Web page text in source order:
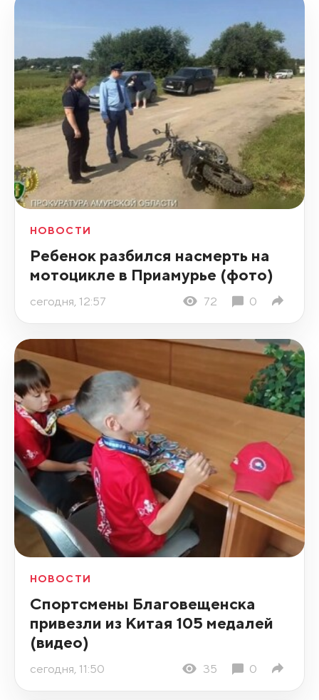
НОВОСТИ
Ребенок разбился насмерть на
мотоцикле в Приамурье (фото)
сегодня, 12:57 72 0
НОВОСТИ
Спортсмены Благовещенска
привезли из Китая 105 медалей
(видео)
сегодня, 11:50 35 0